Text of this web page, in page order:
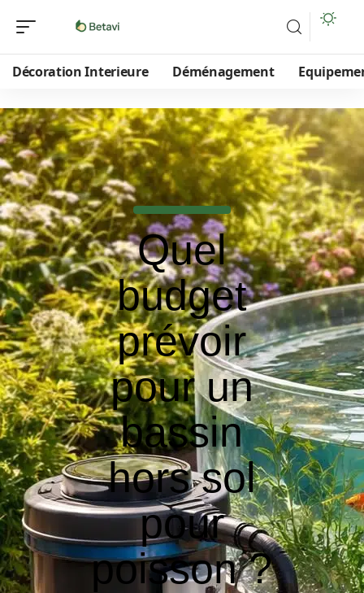
Décoration Interieure Déménagement
Quel
budget
prévoir
pour un
bassin
hors sol
pour
poisson ?